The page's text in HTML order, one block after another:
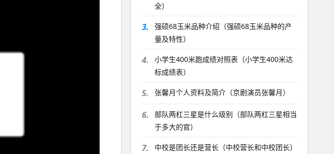
全）
3.
强硕68玉米品种介绍（强硕68玉米品种的产
量及特性）
4.
小学生400米跑成绩对照表（小学生400米达
标成绩表）
5. 张馨月个人资料及简介（京剧演员张馨月）
6.
部队两杠三星是什么级别（部队两杠三星相当
于多大的官）
7. 中校是团长还是营长（中校营长和中校团长）